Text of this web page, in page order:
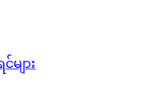
ျား